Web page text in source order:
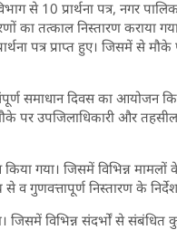
से 10 प्रार्थना पत्र, नगर
का तत्काल निस्तारण कराया
पत्र प्राप्त हुए। जिसमें से
समाधान दिवस का आयोजन
पर उपजिलाधिकारी और
गया। जिसमें विभिन्न मामलों के
व गुणवत्तापूर्ण निस्तारण के
विभिन्न संदर्भों से संबंधित